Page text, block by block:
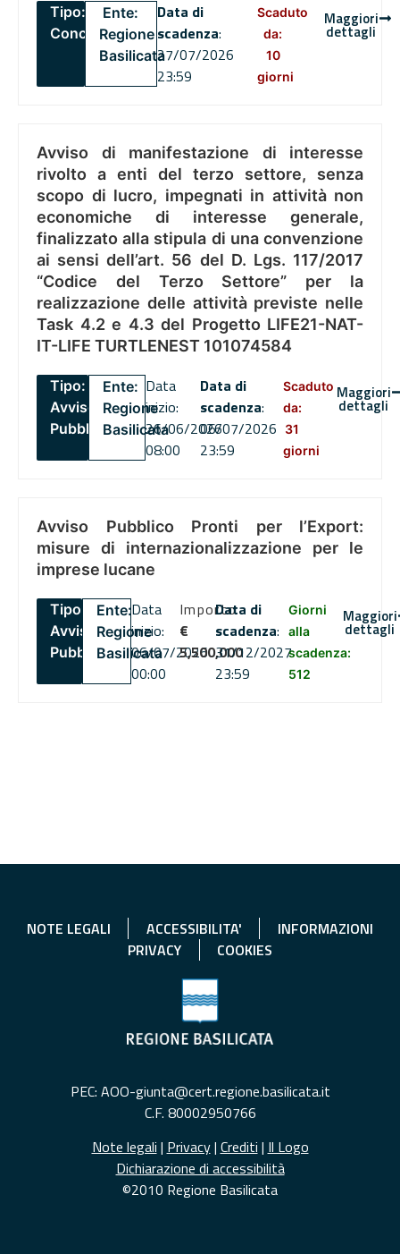
Tipo:
Concorsi
Ente:
Regione
Basilicata
Data di
scadenza:
27/07/2026
23:59
Scaduto
da:
10
giorni
Maggiori
dettagli
Avviso di manifestazione di interesse
rivolto a enti del terzo settore, senza
scopo di lucro, impegnati in attività non
economiche di interesse generale,
finalizzato alla stipula di una convenzione
ai sensi dell’art. 56 del D. Lgs. 117/2017
“Codice del Terzo Settore” per la
realizzazione delle attività previste nelle
Task 4.2 e 4.3 del Progetto LIFE21-NAT-
IT-LIFE TURTLENEST 101074584
Tipo:
Avviso
Pubblico
Ente:
Regione
Basilicata
Data
inizio:
26/06/2026
08:00
Data di
scadenza:
06/07/2026
23:59
Scaduto
da:
31
giorni
Maggiori
dettagli
Avviso Pubblico Pronti per l’Export:
misure di internazionalizzazione per le
imprese lucane
Tipo:
Avviso
Pubblico
Ente:
Regione
Basilicata
Data
inizio:
06/07/2026
00:00
Importo
€
5,500,000
Data di
scadenza:
31/12/2027
23:59
Giorni
alla
scadenza:
512
Maggiori
dettagli
NOTE LEGALI ACCESSIBILITA'
INFORMAZIONI
PRIVACY
COOKIES
PEC: AOO-giunta@cert.regione.basilicata.it
C.F. 80002950766
Note legali | Privacy| Crediti | Il Logo
Dichiarazione di accessibilità
©2010 Regione Basilicata